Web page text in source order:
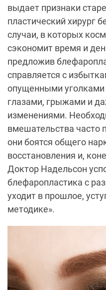
выдает признаки
пластический хирург
случаи, в которых
сэкономит время и
предложив
справляется с
опущенными
глазами, грыжами и
изменениями.
вмешательства часто
они боятся общего
восстановления и,
Доктор Надельсон
блефаропластика с
уходит в прошлое,
методике».